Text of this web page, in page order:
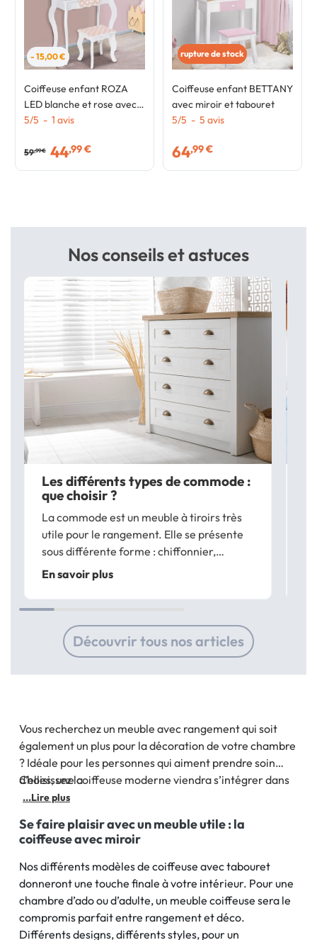
- 15,00 €
Coiffeuse enfant ROZA
LED blanche et rose avec 3
miroirs et tabouret
5/5 - 1 avis
59,99 € 44,99 €
rupture de stock
Coiffeuse enfant BETTANY
avec miroir et tabouret
5/5 - 5 avis
64,99 €
Nos conseils et astuces
Les différents types de commode :
que choisir ?
La commode est un meuble à tiroirs très
utile pour le rangement. Elle se présente
sous différente forme : chiffonnier,
commode basse, commode double…
Les commodes ID Market sont disponibles
dans une variété de modèles, de styles et
En savoir plus
Découvrir tous nos articles
Vous recherchez un meuble avec rangement qui soit
également un plus pour la décoration de votre chambre
? Idéale pour les personnes qui aiment prendre soin
d’elles, une coiffeuse moderne viendra s’intégrer dans
une chambre ou un bureau. Créez un espace pratique et
blanche ID Market.
Choisissez la
...Lire plus
Se faire plaisir avec un meuble utile : la
coiffeuse avec miroir
Nos différents modèles de coiffeuse avec tabouret
donneront une touche finale à votre intérieur. Pour une
chambre d’ado ou d’adulte, un meuble coiffeuse sera le
compromis parfait entre rangement et déco.
Différents designs, différents styles, pour un